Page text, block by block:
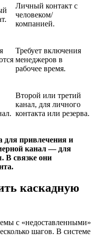
Личный контакт с
человеком/
компанией.
Требует включения
менеджеров в
рабочее время.
Второй или третий
канал, для личного
контакта или резерва.
для привлечения и
канал — для
В связке они
каскадную
с «недоставленными»
шагов. В системе